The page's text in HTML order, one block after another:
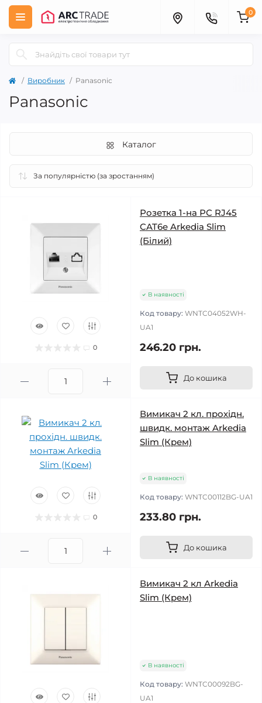
0
Виробник Panasonic
Panasonic
Каталог
0
Розетка 1-на РС RJ45
CAT6e Arkedia Slim
(Білий)
В наявності
Код товару: WNTC04052WH-
UA1
246.20 грн.
До кошика
0
Вимикач 2 кл. прохідн.
швидк. монтаж Arkedia
Slim (Крем)
В наявності
Код товару: WNTC00112BG-UA1
233.80 грн.
До кошика
Вимикач 2 кл Arkedia
Slim (Крем)
В наявності
Код товару: WNTC00092BG-
UA1